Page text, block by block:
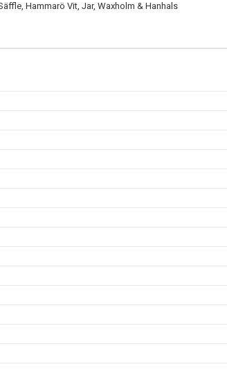
Hammarö Vit, Jar, Waxholm & Hanhals